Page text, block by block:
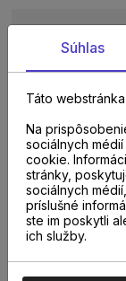
593 x 121 x 10
BALENIE
0,789m2
KOLEKCIA
SWING
POČET
11 lamiel
Súhlas
Táto
Na
sociálnych
cookie.
stránky,
sociálnych
príslušné
ste im poskytli
ich služby.